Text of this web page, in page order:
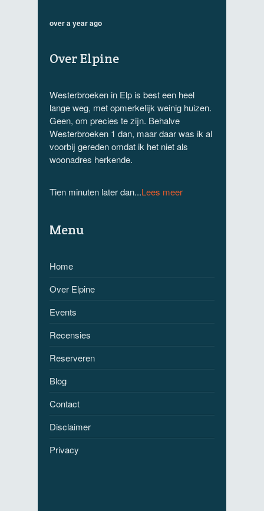
over a year ago
Over Elpine
Westerbroeken in Elp is best een heel
lange weg, met opmerkelijk weinig huizen.
Geen, om precies te zijn. Behalve
Westerbroeken 1 dan, maar daar was ik al
voorbij gereden omdat ik het niet als
woonadres herkende.
Tien minuten later dan...Lees meer
Menu
Home
Over Elpine
Events
Recensies
Reserveren
Blog
Contact
Disclaimer
Privacy